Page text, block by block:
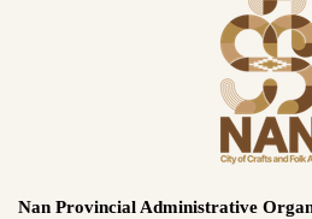
Nan Provincial Administrative